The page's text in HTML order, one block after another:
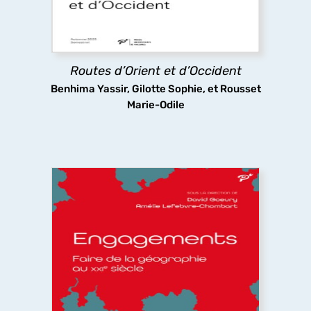
Routes d’Orient et d’Occident
Benhima Yassir, Gilotte Sophie, et Rousset
Marie-Odile
que les infrastructures routières qu’ils
découvrir
Engagements. Faire de la géographie au
XXIe siècle
Que signifie s’engager à faire de la géographie
dans un monde incertain dominé par les chocs
politiques, économiques et environnementaux ?